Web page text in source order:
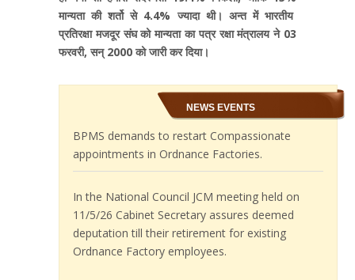
मान्यता की शर्तो से 4.4% ज्यादा थी। अन्त में भारतीय
प्रतिरक्षा मजदूर संघ को मान्यता का पत्र रक्षा मंत्रालय ने 03
फरवरी, सन् 2000 को जारी कर दिया।
NEWS EVENTS
appointments in Ordnance Factories.
11/5/26 Cabinet Secretary assures deemed
deputation till their retirement for existing
Ordnance Factory employees.